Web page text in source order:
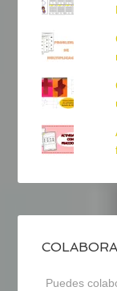
Puedes